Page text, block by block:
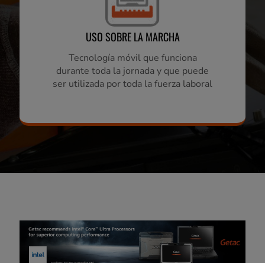
USO SOBRE LA MARCHA
Tecnología móvil que funciona
durante toda la jornada y que puede
ser utilizada por toda la fuerza laboral